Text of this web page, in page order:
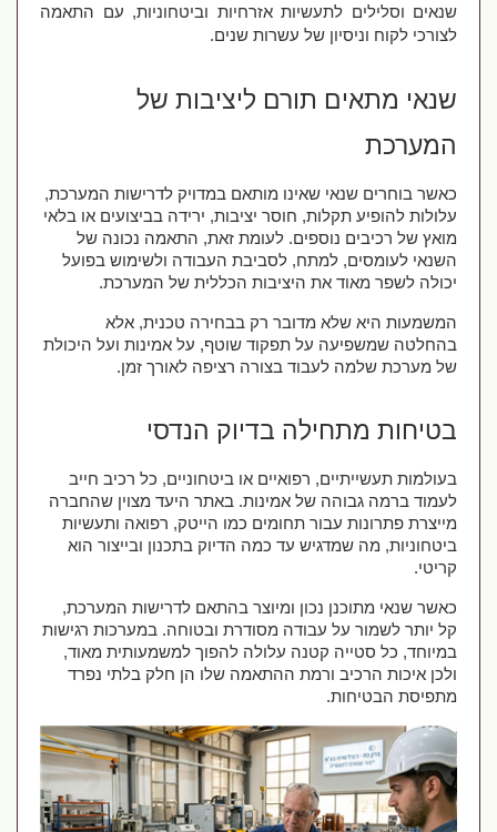
שנאים וסלילים לתעשיות אזרחיות וביטחוניות, עם התאמה
לצורכי לקוח וניסיון של עשרות שנים.
שנאי מתאים תורם ליציבות של
המערכת
כאשר בוחרים שנאי שאינו מותאם במדויק לדרישות המערכת,
עלולות להופיע תקלות, חוסר יציבות, ירידה בביצועים או בלאי
מואץ של רכיבים נוספים. לעומת זאת, התאמה נכונה של
השנאי לעומסים, למתח, לסביבת העבודה ולשימוש בפועל
יכולה לשפר מאוד את היציבות הכללית של המערכת.
המשמעות היא שלא מדובר רק בבחירה טכנית, אלא
בהחלטה שמשפיעה על תפקוד שוטף, על אמינות ועל היכולת
של מערכת שלמה לעבוד בצורה רציפה לאורך זמן.
בטיחות מתחילה בדיוק הנדסי
בעולמות תעשייתיים, רפואיים או ביטחוניים, כל רכיב חייב
לעמוד ברמה גבוהה של אמינות. באתר היעד מצוין שהחברה
מייצרת פתרונות עבור תחומים כמו הייטק, רפואה ותעשיות
ביטחוניות, מה שמדגיש עד כמה הדיוק בתכנון ובייצור הוא
קריטי.
כאשר שנאי מתוכנן נכון ומיוצר בהתאם לדרישות המערכת,
קל יותר לשמור על עבודה מסודרת ובטוחה. במערכות רגישות
במיוחד, כל סטייה קטנה עלולה להפוך למשמעותית מאוד,
ולכן איכות הרכיב ורמת ההתאמה שלו הן חלק בלתי נפרד
מתפיסת הבטיחות.